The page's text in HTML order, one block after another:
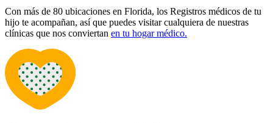
Con más de 80 ubicaciones en Florida, los Registros médicos de tu
hijo te acompañan, así que puedes visitar cualquiera de nuestras
clínicas que nos conviertan en tu hogar médico.